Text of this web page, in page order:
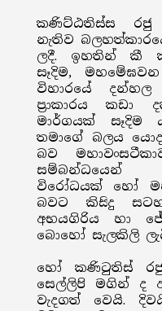
කණිට්ඨතිස්ස රජු
නැතිව
ලදී. ඉහතින් කී
සෑදිම,
විහාරයේ
ප්‍රාකාරය කඩා
මාර්ගයක්
තමාගේ බලය
බව
සම්බන්ධයෙන්
විරෝධයක් හෝ
බවට කිසිදු
අභයගිරිය හා
බොහෝ සැලකිලි
හෝ කණිටුතිස්
සෙල්ලිපි මගින් ද
වැදගත් වෙයි.